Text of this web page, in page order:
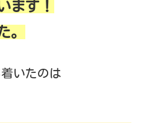
ます！
。
いたのは